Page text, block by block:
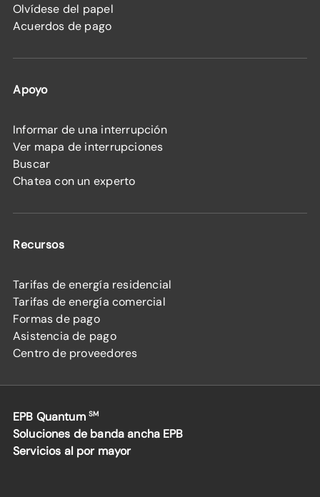
Olvídese del papel
Acuerdos de pago
Apoyo
Informar de una interrupción
Ver mapa de interrupciones
Buscar
Chatea con un experto
Recursos
Tarifas de energía residencial
Tarifas de energía comercial
Formas de pago
Asistencia de pago
Centro de proveedores
EPB Quantum SM
Soluciones de banda ancha EPB
Servicios al por mayor